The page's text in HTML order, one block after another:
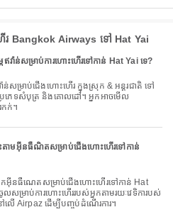
Bangkok Airways ទៅ Hat Yai
វ៉ាន់សម្រាប់ការហោះហើរទៅកាន់ Hat Yai ទេ?
រភេទសំបុត្រ និងគោលដៅ។ អ្នកអាចមើល
កក់។
តាមអ៊ីនធឺណិតសម្រាប់ជើងហោះហើរទៅកាន់
ម្រាប់ការហោះហើររបស់អ្នកតាមរយៈវេទិការបស់
លើ Airpaz ដើម្បីបញ្ចប់ដំណើរការ។